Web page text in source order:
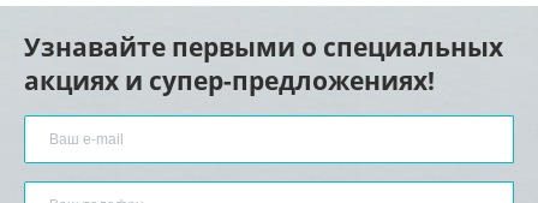
Узнавайте первыми о специальных
акциях и супер-предложениях!